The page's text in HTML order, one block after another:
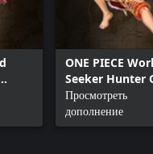
ONE PIECE
Seeker Hunter
Просмотреть
дополнение